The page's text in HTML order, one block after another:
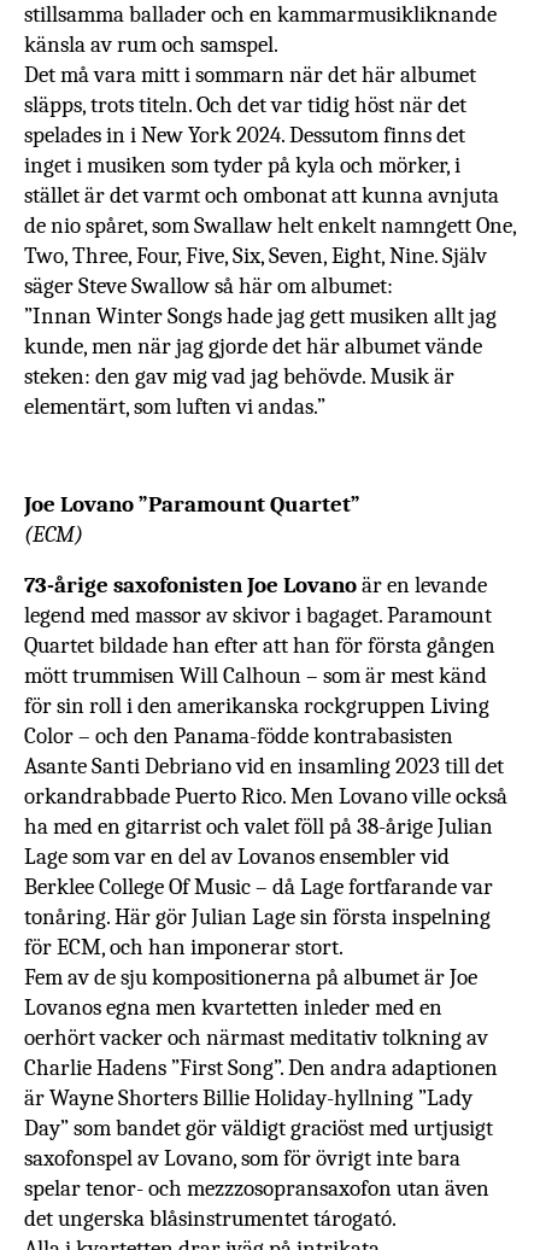
stillsamma ballader och en kammarmusikliknande
känsla av rum och samspel.
Det må vara mitt i sommarn när det här albumet
släpps, trots titeln. Och det var tidig höst när det
spelades in i New York 2024. Dessutom finns det
inget i musiken som tyder på kyla och mörker, i
stället är det varmt och ombonat att kunna avnjuta
de nio spåret, som Swallaw helt enkelt namngett One,
Two, Three, Four, Five, Six, Seven, Eight, Nine. Själv
säger Steve Swallow så här om albumet:
”Innan Winter Songs hade jag gett musiken allt jag
kunde, men när jag gjorde det här albumet vände
steken: den gav mig vad jag behövde. Musik är
elementärt, som luften vi andas.”
Joe Lovano ”Paramount Quartet”
(ECM)
73-årige saxofonisten Joe Lovanoär en levande
legend med massor av skivor i bagaget. Paramount
Quartet bildade han efter att han för första gången
mött trummisen Will Calhoun – som är mest känd
för sin rolli den amerikanska rockgruppen Living
Color– och den Panama-födde kontrabasisten
Asante Santi Debrianovid en insamling 2023 till det
orkandrabbade Puerto Rico. Men Lovano ville också
ha med en gitarrist och valet föll på 38-årigeJulian
Lage som var en del av Lovanos ensemblervid
Berklee College Of Music – då Lage fortfarande var
tonåring. Här görJulian Lage sin första inspelning
för ECM, och han imponerar stort.
Fem av de sju kompositionerna på albumet är Joe
Lovanos egna men kvartetten inledermed en
oerhört vacker och närmast meditativ tolkning av
Charlie Hadens ”First Song”. Den andra adaptionen
ärWayne Shorters Billie Holiday-hyllning ”Lady
Day” som bandet gör väldigt graciöst med urtjusigt
saxofonspel av Lovano, som för övrigt inte bara
spelar tenor- och mezzzosopransaxofon utan även
detungerska blåsinstrumentet tárogató.